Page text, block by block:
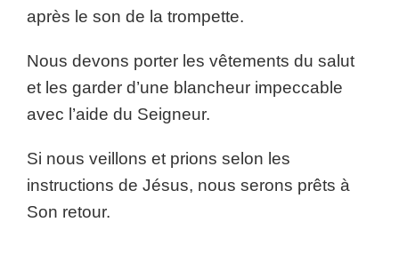
après le son de la trompette.
Nous devons porter les vêtements du salut
et les garder d’une blancheur impeccable
avec l’aide du Seigneur.
Si nous veillons et prions selon les
instructions de Jésus, nous serons prêts à
Son retour.